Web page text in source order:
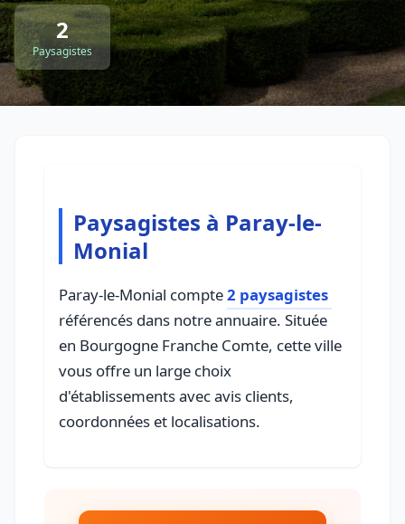
2
Paysagistes
Paysagistes à Paray-le-
Monial
Paray-le-Monial compte2 paysagistes
référencés dans notre annuaire. Située
en Bourgogne Franche Comte, cette ville
vous offre un large choix
d'établissements avec avis clients,
coordonnées et localisations.